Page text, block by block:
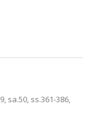
sa.50, ss.361-386,